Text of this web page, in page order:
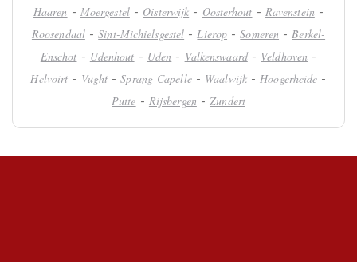
Haaren - Moergestel- Oisterwijk - Oosterhout - Ravenstein -
Roosendaal-Sint-Michielsgestel -Lierop -Someren -Berkel-
Enschot - Udenhout - Uden - Valkenswaard- Veldhoven -
Helvoirt - Vught -Sprang-Capelle- Waalwijk-Hoogerheide -
Putte - Rijsbergen -Zundert